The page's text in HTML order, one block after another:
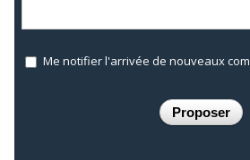
Me notifier l'arrivée de nouveaux